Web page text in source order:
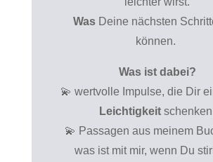
WasDeine nächsten
können.
Was ist dabei?
💫 wertvolle Impulse, die Dir
Leichtigkeit schenken
💫 Passagen aus meinem
was ist mit mir, wenn Du